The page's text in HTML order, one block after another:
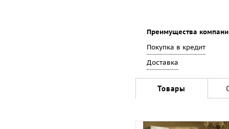
Преимущества
Покупка в кредит
Доставка
Товары